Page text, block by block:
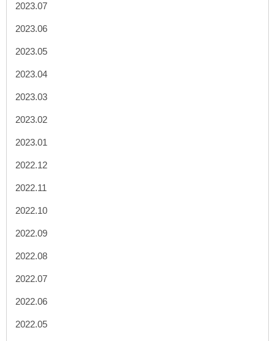
2023.07
2023.06
2023.05
2023.04
2023.03
2023.02
2023.01
2022.12
2022.11
2022.10
2022.09
2022.08
2022.07
2022.06
2022.05